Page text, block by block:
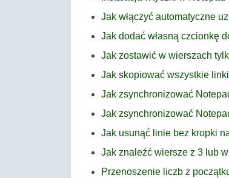
Jak włączyć automatyczne
Jak dodać własną czcionkę
Jak zostawić w wierszach
Jak skopiować wszystkie
Jak zsynchronizować
Jak zsynchronizować
Jak usunąć linie bez kropki
Jak znaleźć wiersze z 3 lub
Przenoszenie liczb z